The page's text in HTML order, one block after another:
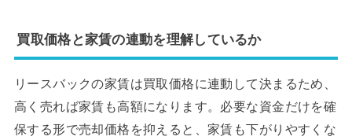
買取価格と家賃の連動を理解しているか
リースバックの家賃は買取価格に連動して決まるため、
高く売れば家賃も高額になります。必要な資金だけを確
保する形で売却価格を抑えると、家賃も下がりやすくな